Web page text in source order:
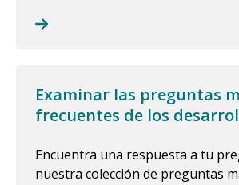
Examinar las preguntas
frecuentes de los
Encuentra una respuesta a tu
nuestra colección de preguntas